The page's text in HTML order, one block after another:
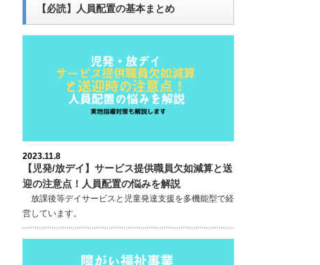
【必読】人員配置の基本まとめ
2023.11.8
【児発/放デイ】サービス提供職員欠如減算と送
迎の注意点！人員配置の悩みを解説
放課後等デイサービスと児童発達支援を多機能型で経
営しています。